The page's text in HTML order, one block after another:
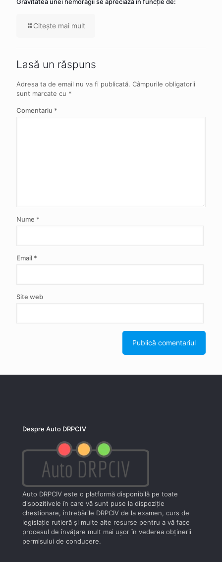
Citeşte mai mult
Lasă un răspuns
Adresa ta de email nu va fi publicată. Câmpurile obligatorii
sunt marcate cu *
Comentariu *
Nume *
Email *
Site web
Despre Auto DRPCIV
Auto DRPCIV este o platformă disponibilă pe toate
dispozitivele în care vă sunt puse la dispoziţie
chestionare, întrebările DRPCIV de la examen, curs de
legislaţie rutieră şi multe alte resurse pentru a vă face
procesul de învăţare mult mai uşor în vederea obţinerii
permisului de conducere.